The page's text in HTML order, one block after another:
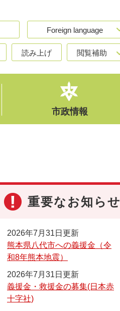
Foreign language
読み上げ 閲覧補助
市政情報
重要なお知らせ
2026年7月31日更新
熊本県八代市への義援金（令
和8年熊本地震）
2026年7月31日更新
義援金・救援金の募集(日本赤
十字社)